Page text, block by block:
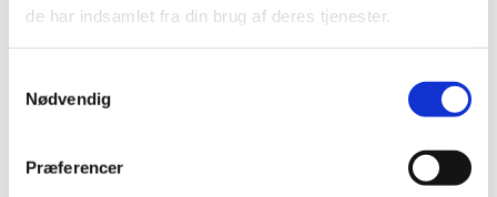
de har indsamlet fra din brug af deres tjenester.
Nødvendig
Præferencer
Nye krav og strammere regler i EU's forordning
for in vitro-diagnostisk medicinsk udstyr
Pr. 26. maj 2022 indføres der en række nye krav i EU-